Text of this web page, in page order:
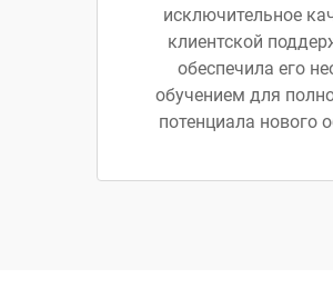
исключительное
клиентской
обеспечила его
обучением для
потенциала нового